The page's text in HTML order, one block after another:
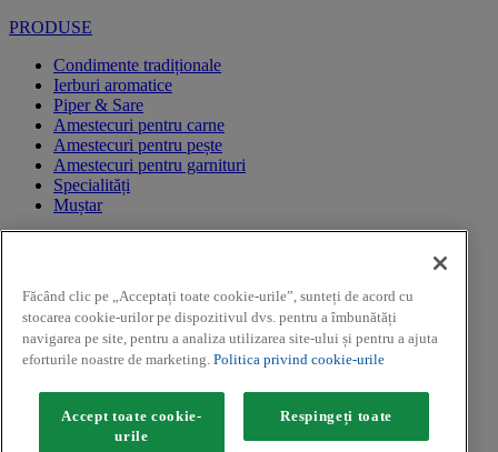
PRODUSE
Condimente tradiționale
Ierburi aromatice
Piper & Sare
Amestecuri pentru carne
Amestecuri pentru pește
Amestecuri pentru garnituri
Specialități
Muștar
CAMPANII PROMOTIONALE
Facebook
Youtube
Copyright ©2026 Kamis (McCormick & Company, Inc). Toate
drepturile rezervate. Imaginile asociate rețetelor sunt cu titlu de
Făcând clic pe „Acceptați toate cookie-urile”, sunteți de acord cu
stocarea cookie-urilor pe dispozitivul dvs. pentru a îmbunătăți
navigarea pe site, pentru a analiza utilizarea site-ului și pentru a ajuta
eforturile noastre de marketing. Politica privind cookie-urile
Accept toate cookie-
urile
Respingeți toate